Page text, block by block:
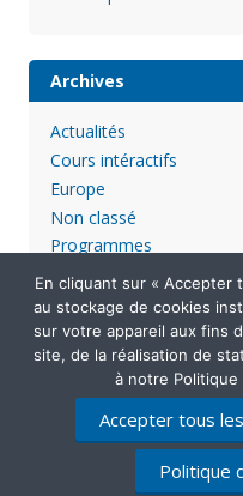
Archives
Actualités
Cours intéractifs
Europe
Non classé
Programmes
Mentions légales
En cliquant sur « Accepter
au stockage de cookies
sur votre appareil aux fins
site, de la réalisation de
à notre
Accepter tous
Politique